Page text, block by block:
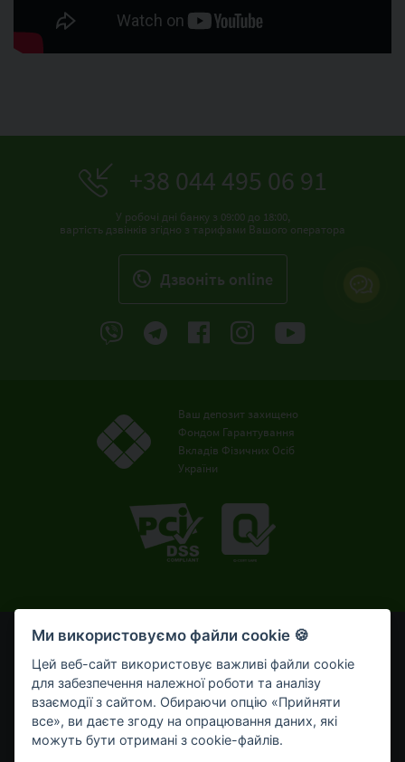
+38 044 495 06 91
У робочі дні банку з 09:00 до 18:00,
вартість дзвінків згідно з тарифами Вашого оператора
Дзвонiть online
Ваш депозит захищено
Фондом Гарантування
Вкладів Фізичних Осіб
України
© OTP Bank, 2008-2026. Усі права захищені.
Ліцензія НБУ № 191 від 05.10.2011 р.
Внесено до Державного реєстру банків №273
від 02.03.1998 р.
Умови використання
Bикористання cookie-файлів
Ми використовуємо файли cookie 🍪
Цей веб-сайт використовує важливі файли cookie
для забезпечення належної роботи та аналізу
взаємодії з сайтом. Обираючи опцію «Прийняти
все», ви даєте згоду на опрацювання даних, які
можуть бути отримані з cookie-файлів.